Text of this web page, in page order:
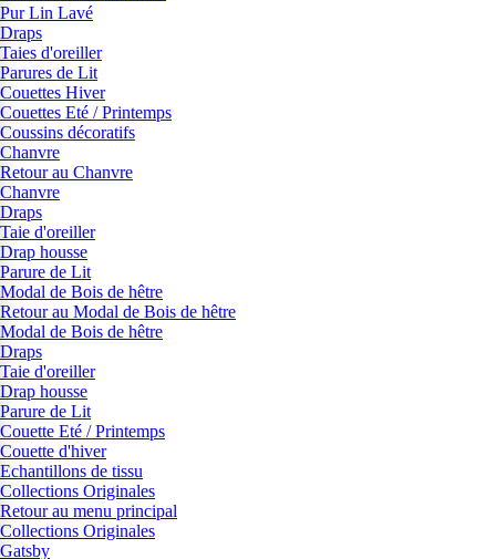
Pur Lin Lavé
Draps
Taies d'oreiller
Parures de Lit
Couettes Hiver
Couettes Eté / Printemps
Coussins décoratifs
Chanvre
Retour au Chanvre
Chanvre
Draps
Taie d'oreiller
Drap housse
Parure de Lit
Modal de Bois de hêtre
Retour au Modal de Bois de hêtre
Modal de Bois de hêtre
Draps
Taie d'oreiller
Drap housse
Parure de Lit
Couette Eté / Printemps
Couette d'hiver
Echantillons de tissu
Collections Originales
Retour au menu principal
Collections Originales
Gatsby